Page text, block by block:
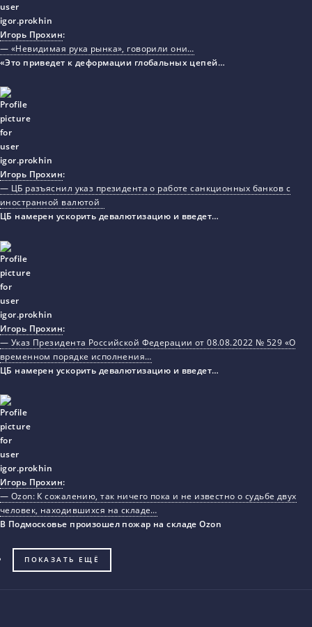
Игорь Прохин:
— «Невидимая рука рынка», говорили они…
«Это приведет к деформации глобальных цепей…
Игорь Прохин:
— ЦБ разъяснил указ президента о работе санкционных банков с
иностранной валютой
ЦБ намерен ускорить девалютизацию и введет…
Игорь Прохин:
— Указ Президента Российской Федерации от 08.08.2022 № 529 «О
временном порядке исполнения…
ЦБ намерен ускорить девалютизацию и введет…
Игорь Прохин:
— Ozon: К сожалению, так ничего пока и не известно о судьбе двух
человек, находившихся на складе…
В Подмосковье произошел пожар на складе Ozon
ПОКАЗАТЬ ЕЩЁ